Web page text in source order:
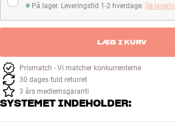
På lager. Leveringstid 1-2 hverdage
På lager. Leveringstid 1-2 hverdage. Se
LÆG I KURV
Prismatch - Vi matcher konkurrenterne
30 dages fuld returret
3 års medlemsgaranti
SYSTEMET INDEHOLDER: